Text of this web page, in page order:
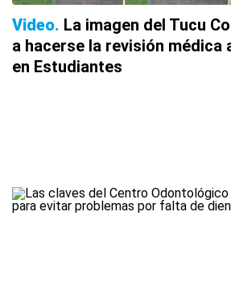
Video La imagen del Tucu
a hacerse la revisión médica
en Estudiantes